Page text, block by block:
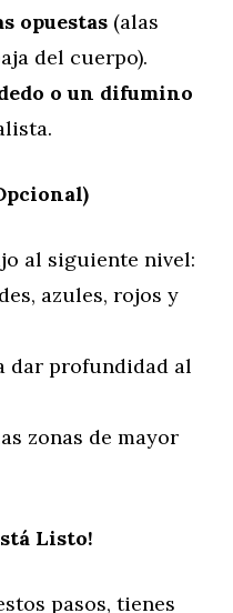
opuestas (alas
del cuerpo).
o un difumino
al siguiente nivel:
azules, rojos y
dar profundidad al
zonas de mayor
Listo!
pasos, tienes